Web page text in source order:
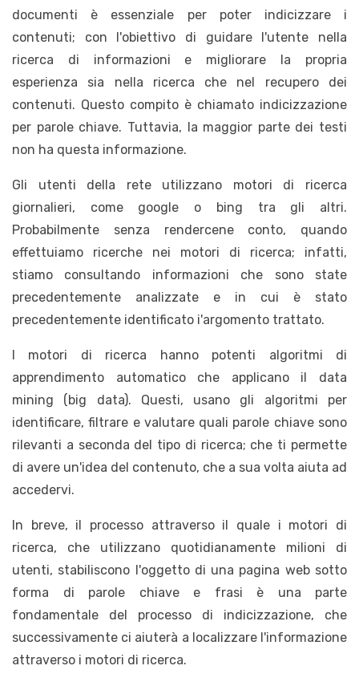
documenti è essenziale per poter indicizzare i
contenuti; con l'obiettivo di guidare l'utente nella
ricerca di informazioni e migliorare la propria
esperienza sia nella ricerca che nel recupero dei
contenuti. Questo compito è chiamato indicizzazione
per parole chiave. Tuttavia, la maggior parte dei testi
non ha questa informazione.
Gli utenti della rete utilizzano motori di ricerca
giornalieri, come google o bing tra gli altri.
Probabilmente senza rendercene conto, quando
effettuiamo ricerche nei motori di ricerca; infatti,
stiamo consultando informazioni che sono state
precedentemente analizzate e in cui è stato
precedentemente identificato i'argomento trattato.
I motori di ricerca hanno potenti algoritmi di
apprendimento automatico che applicano il data
mining (big data). Questi, usano gli algoritmi per
identificare, filtrare e valutare quali parole chiave sono
rilevanti a seconda del tipo di ricerca; che ti permette
di avere un'idea del contenuto, che a sua volta aiuta ad
accedervi.
In breve, il processo attraverso il quale i motori di
ricerca, che utilizzano quotidianamente milioni di
utenti, stabiliscono l'oggetto di una pagina web sotto
forma di parole chiave e frasi è una parte
fondamentale del processo di indicizzazione, che
successivamente ci aiuterà a localizzare l'informazione
attraverso i motori di ricerca.